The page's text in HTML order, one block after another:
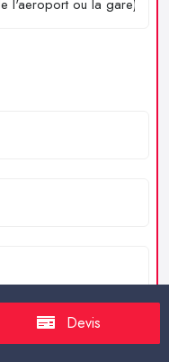
Devis